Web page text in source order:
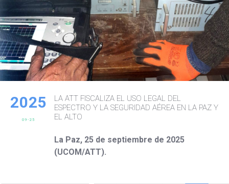
2025
09-25
LA ATT FISCALIZA EL USO LEGAL DEL
ESPECTRO Y LA SEGURIDAD AÉREA EN LA PAZ Y
EL ALTO
La Paz, 25 de septiembre de 2025
(UCOM/ATT).